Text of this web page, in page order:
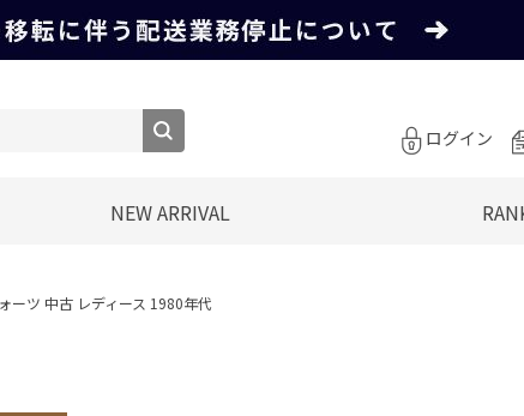
ログイン
NEW ARRIVAL
ーツ 中古 レディース 1980年代